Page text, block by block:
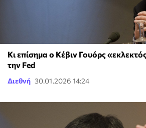
Κι επίσημα ο Κέβιν Γουόρς
την Fed
Διεθνή 30.01.2026 14:24